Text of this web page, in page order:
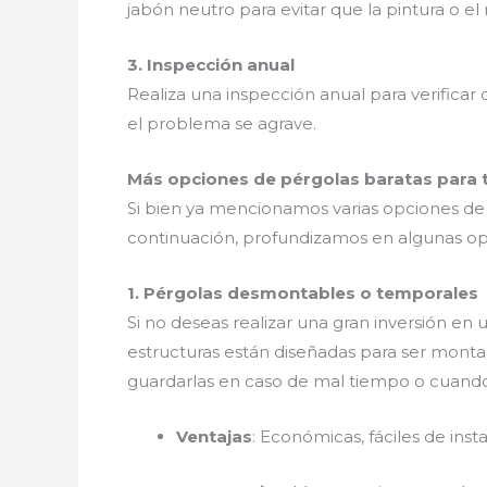
jabón neutro para evitar que la pintura o el
3. Inspección anual
Realiza una inspección anual para
el problema se agrave.
Más opciones de pérgolas baratas para
Si bien ya mencionamos varias opciones
continuación, profundizamos en algunas
1. Pérgolas desmontables o temporales
Si no deseas realizar una gran inversión en
estructuras están diseñadas para ser
guardarlas en caso de mal tiempo o
Ventajas: Económicas, fáciles de